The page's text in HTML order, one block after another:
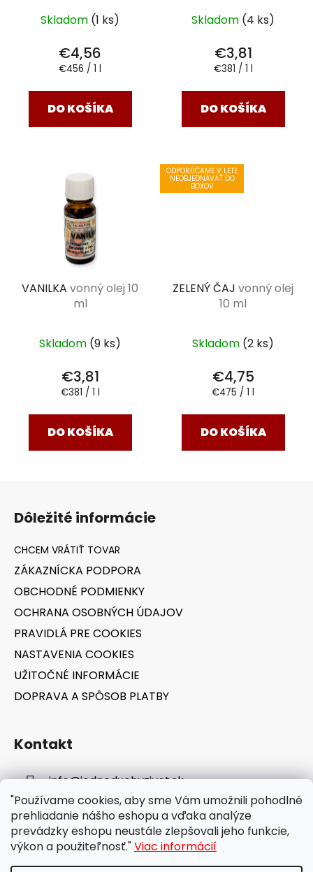
"Používame cookies, aby sme Vám umožnili pohodlné
prehliadanie nášho eshopu a vďaka analýze
prevádzky eshopu neustále zlepšovali jeho funkcie,
výkon a použiteľnosť."Viac informácií
Skladom (1 ks)
€4,56
Jednotková
€456 / 1 l
DO KOŠÍKA
Skladom (4 ks)
€3,81
Jednotková
€381 / 1 l
DO KOŠÍKA
VANILKA vonný olej 10
ml
Skladom (9 ks)
€3,81
Jednotková
€381 / 1 l
DO KOŠÍKA
ODPORÚČAME V LETE
NEOBJEDNÁVAŤ DO
BOXOV
ZELENÝ ČAJ vonný olej
10 ml
Skladom (2 ks)
€4,75
Jednotková
€475 / 1 l
DO KOŠÍKA
Dôležité informácie
ZÁKAZNÍCKA PODPORA
OBCHODNÉ PODMIENKY
OCHRANA OSOBNÝCH ÚDAJOV
PRAVIDLÁ PRE COOKIES
NASTAVENIA COOKIES
UŽITOČNÉ INFORMÁCIE
DOPRAVA A SPÔSOB PLATBY
Kontakt
info@jednoduchyzivot.sk
E-shop: 0948 647 767